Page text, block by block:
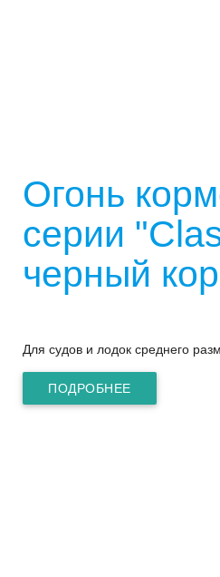
Огонь
серии
черный
Для судов и лодок среднего
ПОДРОБНЕЕ